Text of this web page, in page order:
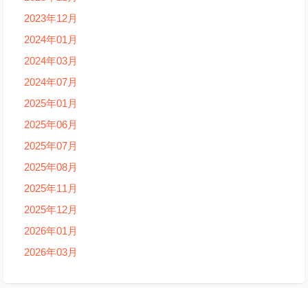
2023年12月
2024年01月
2024年03月
2024年07月
2025年01月
2025年06月
2025年07月
2025年08月
2025年11月
2025年12月
2026年01月
2026年03月